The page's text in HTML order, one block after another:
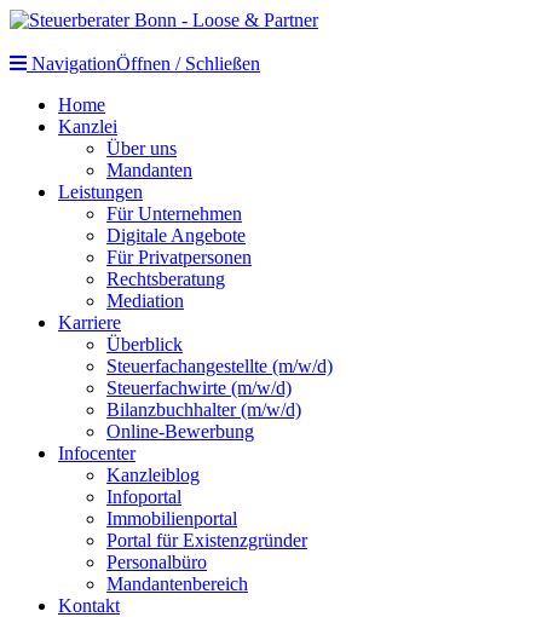
NavigationÖffnen / Schließen
Home
Kanzlei
Über uns
Mandanten
Leistungen
Für Unternehmen
Digitale Angebote
Für Privatpersonen
Rechtsberatung
Mediation
Karriere
Überblick
Steuerfachangestellte (m/w/d)
Steuerfachwirte (m/w/d)
Bilanzbuchhalter (m/w/d)
Online-Bewerbung
Infocenter
Kanzleiblog
Infoportal
Immobilienportal
Portal für Existenzgründer
Personalbüro
Mandantenbereich
Kontakt